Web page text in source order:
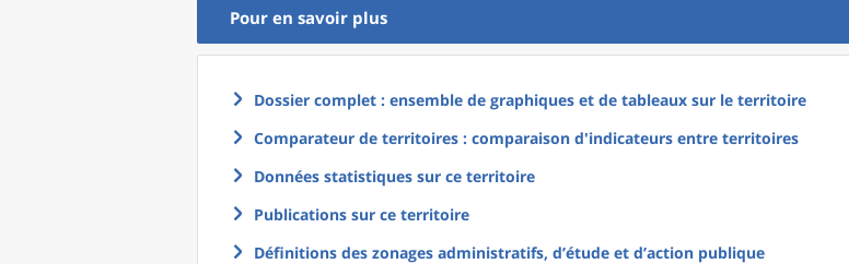
Pour en savoir plus
Dossier complet : ensemble de graphiques et de tableaux sur le territoire
Comparateur de territoires : comparaison d'indicateurs entre territoires
Données statistiques sur ce territoire
Publications sur ce territoire
Définitions des zonages administratifs, d’étude et d’action publique